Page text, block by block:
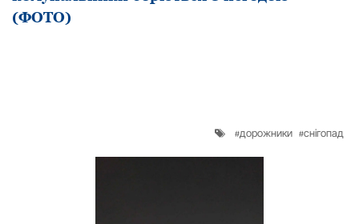
(ФОТО)
дорожники снігопад